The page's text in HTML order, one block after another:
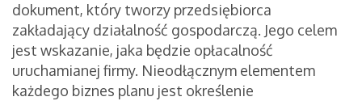
dokument, który tworzy przedsiębiorca
zakładający działalność gospodarczą. Jego celem
jest wskazanie, jaka będzie opłacalność
uruchamianej firmy. Nieodłącznym elementem
każdego biznes planu jest określenie